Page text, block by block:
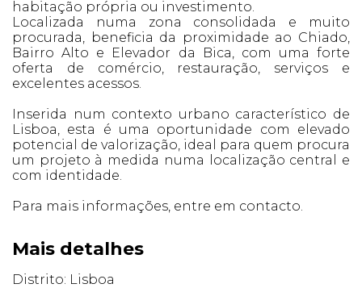
habitação própria ou investimento.
Localizada numa zona consolidada e muito
procurada, beneficia da proximidade ao Chiado,
Bairro Alto e Elevador da Bica, com uma forte
oferta de comércio, restauração, serviços e
excelentes acessos.
Inserida num contexto urbano característico de
Lisboa, esta é uma oportunidade com elevado
potencial de valorização, ideal para quem procura
um projeto à medida numa localização central e
com identidade.
Para mais informações, entre em contacto.
Mais detalhes
Distrito: Lisboa